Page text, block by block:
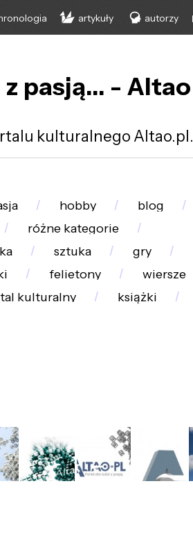
artykuły autorzy
pasją... - Altao
kulturalnego Altao.pl.
hobby
blog
różne kategorie
sztuka
gry
felietony
wiersze
kulturalny
książki